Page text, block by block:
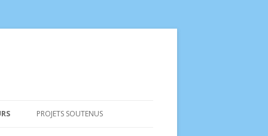
PROJETS SOUTENUS